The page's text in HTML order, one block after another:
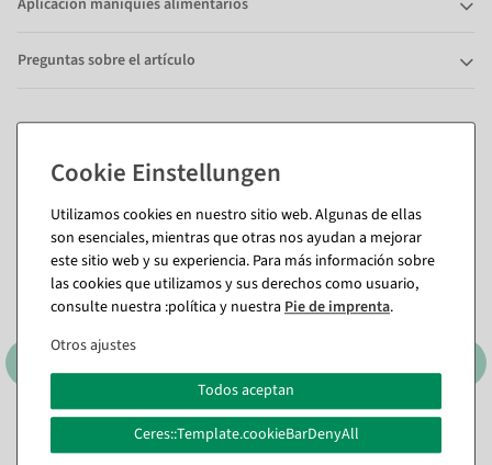
Preguntas sobre el artículo
También te puede gustar (8)
Calabaza decorativa de
espuma dura, naranja,
Juego de hierbas artificiales
3 piezas verde 8 x 20 cm
Utilizamos cookies en nuestro sitio web. Algunas de ellas
son esenciales, mientras que otras nos ayudan a mejorar
este sitio web y su experiencia. Para más información sobre
las cookies que utilizamos y sus derechos como usuario,
consulte nuestra :política y nuestra Pie de imprenta.
Otros ajustes
Todos aceptan
Ceres::Template.cookieBarDenyAll